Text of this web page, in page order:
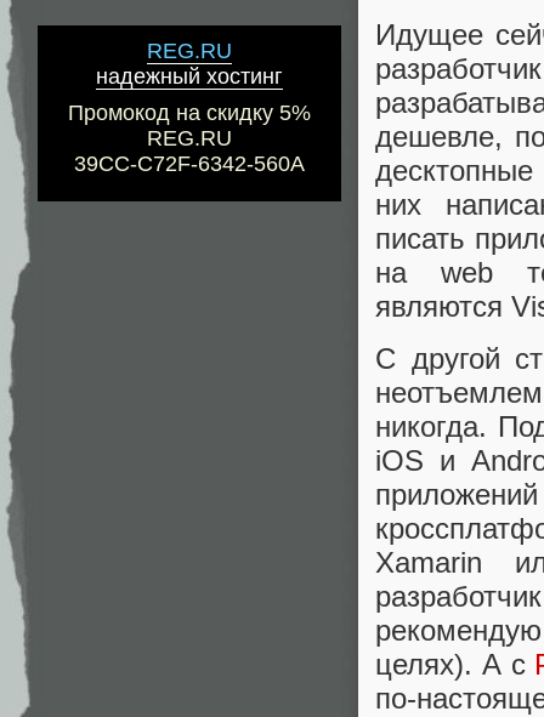
REG.RU
надежный хостинг
Промокод на скидку 5%
REG.RU
39CC-C72F-6342-560A
Идущее
дешевле,
них
писать
на web
являются
С другой
никогда.
iOS и
Xamarin
целях). А с
по-